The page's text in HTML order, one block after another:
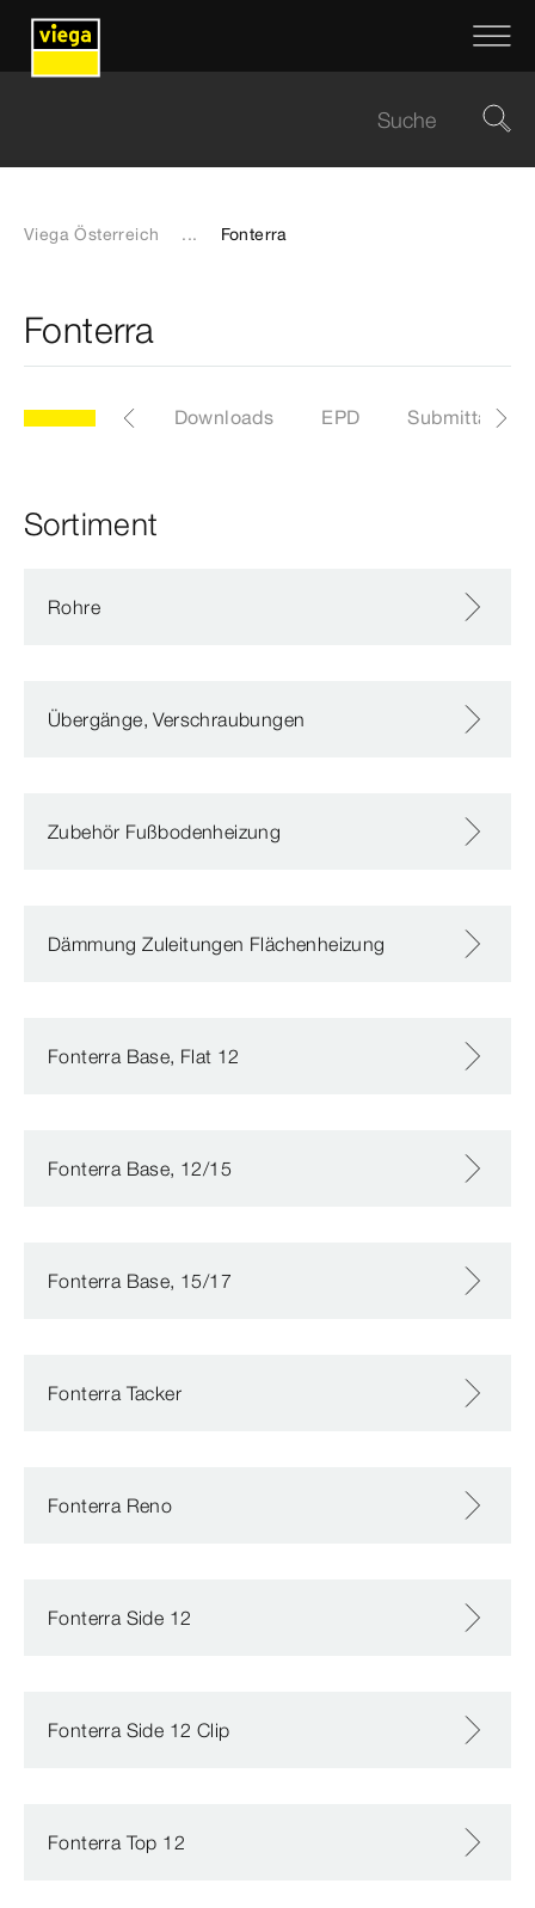
Viega Österreich ... Fonterra
Fonterra
Zertifikate Downloads EPD Submittal
Sortiment
Rohre
Übergänge, Verschraubungen
Zubehör Fußbodenheizung
Dämmung Zuleitungen Flächenheizung
Fonterra Base, Flat 12
Fonterra Base, 12/15
Fonterra Base, 15/17
Fonterra Tacker
Fonterra Reno
Fonterra Side 12
Fonterra Side 12 Clip
Fonterra Top 12